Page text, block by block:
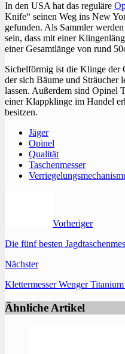
In den USA hat das reguläre
Knife“ seinen Weg ins New
gefunden. Als Sammler
sein, dass mit einer
einer Gesamtlänge von rund
Sichelförmig ist die Klinge der
der sich Bäume und Sträucher
lassen. Außerdem sind Opinel
einer Klappklinge im Handel
besitzen.
Jäger
Opinel
Qualität
Taschenmesser
Vorheriger
Die fünf besten
Nächster
Klettermesser Wenger Titanium
Ähnliche Artikel